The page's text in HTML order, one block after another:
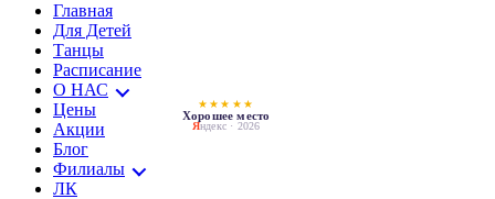
Главная
Для Детей
Танцы
Расписание
О НАС
Цены
Акции
Блог
Филиалы
ЛК
★★★★★
Хорошее место
Яндекс · 2026